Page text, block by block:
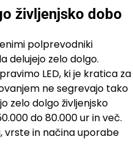
življenjsko dobo
polprevodniki
delujejo zelo dolgo.
LED, ki je kratica za
ne segrevajo tako
zelo dolgo življenjsko
do 80.000 ur in več.
vrste in načina uporabe